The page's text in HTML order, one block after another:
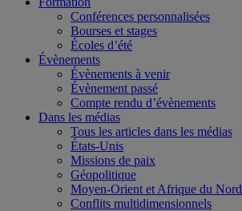
Conférences personnalisées
Bourses et stages
Écoles d’été
Évènements
Évènements à venir
Évènement passé
Compte rendu d’évènements
Dans les médias
Tous les articles dans les médias
États-Unis
Missions de paix
Géopolitique
Moyen-Orient et Afrique du Nord
Conflits multidimensionnels